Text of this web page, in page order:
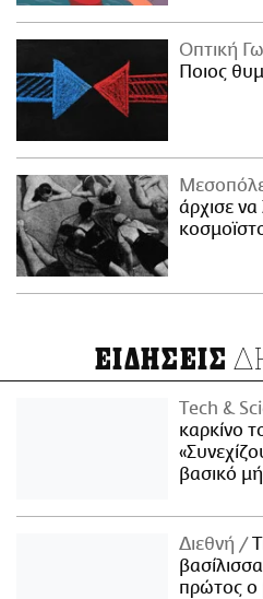
Οπτική
Ποιος
άρχισε να
ΕΙΔΗΣΕΙΣ
Τech &
καρκίνο
βασικό
Διεθνή
πρώτος ο